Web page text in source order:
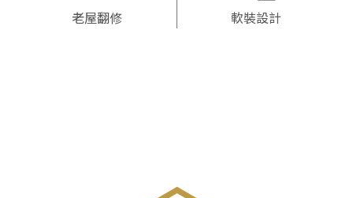
老屋翻修 軟裝設計